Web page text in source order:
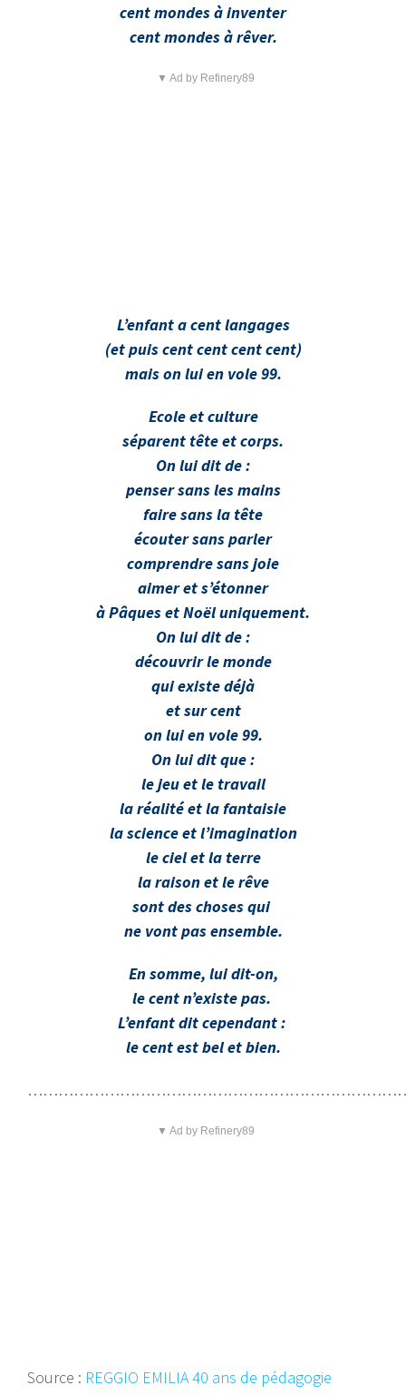
cent mondes à inventer
cent mondes à rêver.
▼ Ad by Refinery89
L’enfant a cent langages
(et puis cent cent cent cent)
mais on lui en vole 99.
Ecole et culture
séparent tête et corps.
On lui dit de :
penser sans les mains
faire sans la tête
écouter sans parler
comprendre sans joie
aimer et s’étonner
à Pâques et Noël uniquement.
On lui dit de :
découvrir le monde
qui existe déjà
et sur cent
on lui en vole 99.
On lui dit que :
le jeu et le travail
la réalité et la fantaisie
la science et l’imagination
le ciel et la terre
la raison et le rêve
sont des choses qui
ne vont pas ensemble.
En somme, lui dit-on,
le cent n’existe pas.
L’enfant dit cependant :
le cent est bel et bien.
▼ Ad by Refinery89
Source : REGGIO EMILIA 40 ans de pédagogie